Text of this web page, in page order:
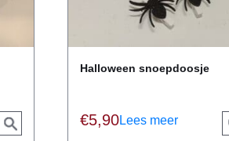
View
Halloween snoepdoosje
€5,90Lees meer